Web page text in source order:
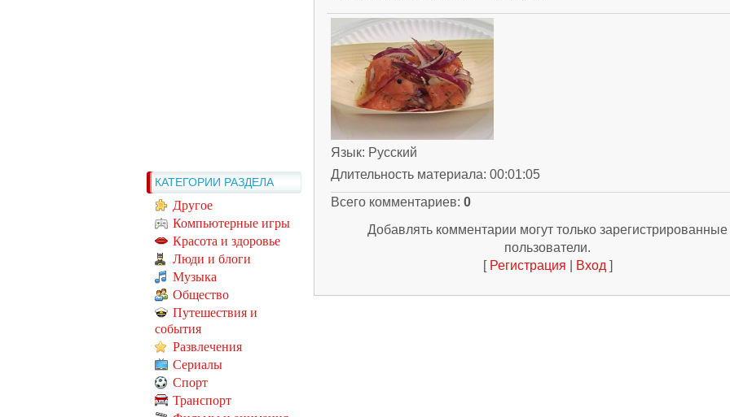
КАТЕГОРИИ РАЗДЕЛА
Другое
Компьютерные игры
Красота и здоровье
Люди и блоги
Музыка
Общество
Путешествия и
события
Развлечения
Сериалы
Спорт
Транспорт
Язык: Русский
Длительность материала: 00:01:05
Всего комментариев: 0
Добавлять комментарии могут только зарегистрированные
пользователи.
[ Регистрация Вход ]